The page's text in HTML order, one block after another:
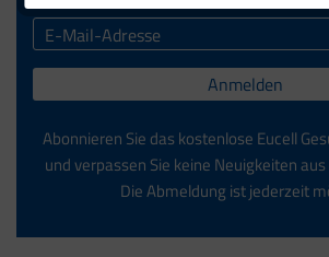
Anmelden
Abonnieren Sie das kostenlose Eucell
und verpassen Sie keine Neuigkeiten
Die Abmeldung ist jederzeit